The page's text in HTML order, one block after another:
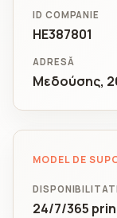
ID COMPANIE
HE387801
ADRESĂ
Μεδούσης,
MODEL DE
24/7/365